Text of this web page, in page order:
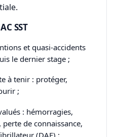
SST
et quasi-accidents
le dernier stage ;
à tenir : protéger,
;
: hémorragies,
de connaissance,
(DAE) ;